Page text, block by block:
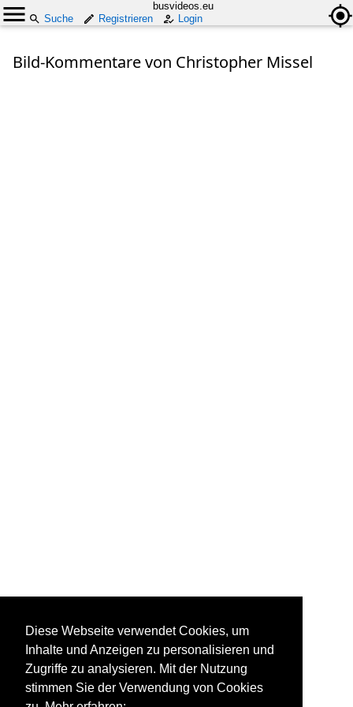
busvideos.eu
Suche
Registrieren Login
Bild-Kommentare von Christopher Missel
Diese Webseite verwendet Cookies, um
Inhalte und Anzeigen zu personalisieren und
Zugriffe zu analysieren. Mit der Nutzung
stimmen Sie der Verwendung von Cookies